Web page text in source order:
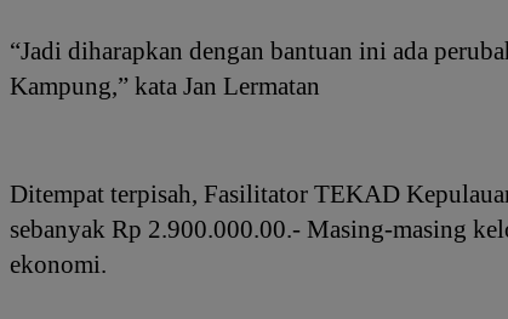
“Jadi diharapkan dengan bantuan ini ada
Kampung,” kata Jan Lermatan
Ditempat terpisah, Fasilitator TEKAD
sebanyak Rp 2.900.000.00.- Masing-masing
ekonomi.